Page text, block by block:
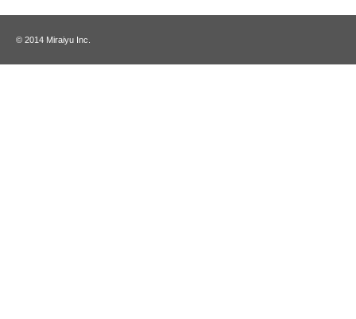
© 2014 Miraiyu Inc.